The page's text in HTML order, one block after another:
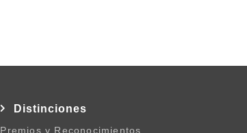
Distinciones
Premios y Reconocimientos